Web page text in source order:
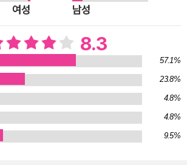
을 말하는 것도 아닙니다. 누군가는 쉽게 이
는 통 이해하지 못하는 어려운 과목만을 말
모든 것을 보는 데 쓰는 한 방법입니다. 과
니다. 인간이 다른 어떤 방면에서 기울이는
에는 미치지 못합니다. 과학자들은 어느 머
부터 수백만 년 뒤 어디에 있을지, 그 위치
압니다. 여러분의 까마득히 먼 선조가 누구
를 지켜 가고 있다. 또 ‘한국의 과학자들
는 과학 도서 1위’(동아일보 설문 조사),
동 선정 ‘올해의 과학책’, KBS ｢TV 책
물 나게 재미있는 과학책’, 아시아태평양
올해를 빛낸 과학도서’, 대한민국 학술원
의해
고전 교양서로 선정되며, 세월에도 풍화
혜와 통찰, 지식과 감동을 주는 책으로
여성 남성
8.3
57.1%
23.8%
4.8%
4.8%
9.5%